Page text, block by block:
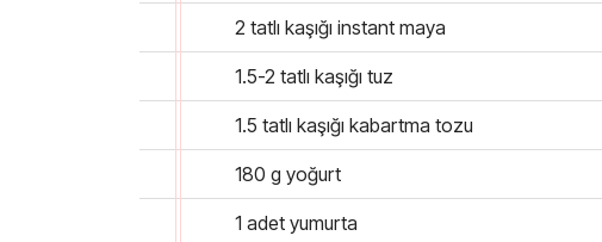
2 tatlı kaşığı instant maya
1.5-2 tatlı kaşığı tuz
1.5 tatlı kaşığı kabartma tozu
180 g yoğurt
1 adet yumurta